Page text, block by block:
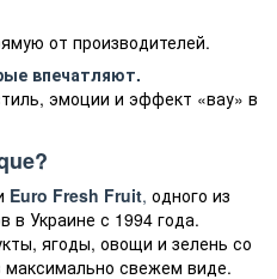
от производителей.
впечатляют.
эмоции и эффект «вау» в
Euro Fresh Fruit, одного из
в Украине с 1994 года.
ягоды, овощи и зелень со
свежем виде.